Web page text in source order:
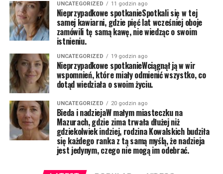
UNCATEGORIZED 11 godzin ago
Nieprzypadkowe spotkanieSpotkali się w tej
samej kawiarni, gdzie pięć lat wcześniej oboje
zamówili tę samą kawę, nie wiedząc o swoim
istnieniu.
UNCATEGORIZED 19 godzin ago
Nieprzypadkowe spotkanieWciągnął ją w wir
wspomnień, które miały odmienić wszystko, co
dotąd wiedziała o swoim życiu.
UNCATEGORIZED 20 godzin ago
Bieda i nadziejaW małym miasteczku na
Mazurach, gdzie zima trwała dłużej niż
gdziekolwiek indziej, rodzina Kowalskich budziła
się każdego ranka z tą samą myślą, że nadzieja
jest jedynym, czego nie mogą im odebrać.